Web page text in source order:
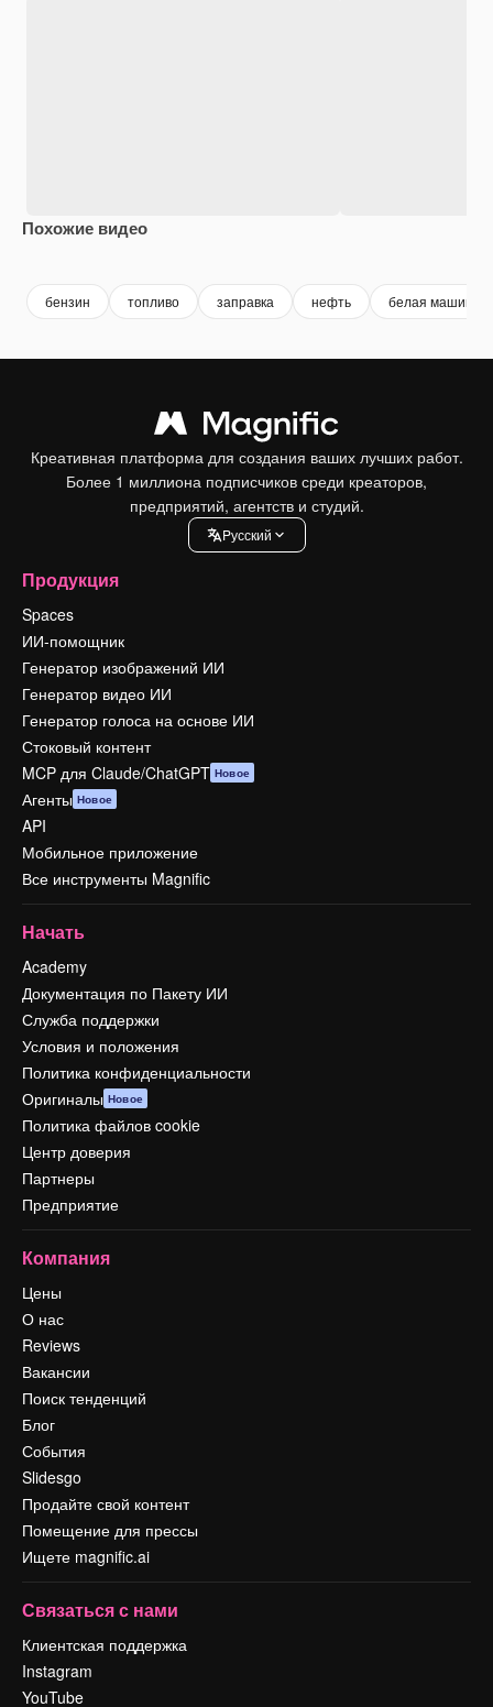
Похожие видео
бензин топливо заправка нефть белая машина
Креативная платформа для создания ваших лучших работ.
Более 1 миллиона подписчиков среди креаторов,
предприятий, агентств и студий.
Pусский
Продукция
Spaces
ИИ-помощник
Генератор изображений ИИ
Генератор видео ИИ
Генератор голоса на основе ИИ
Стоковый контент
MCP для Claude/ChatGPT Новое
Агенты Новое
API
Мобильное приложение
Все инструменты Magnific
Начать
Academy
Документация по Пакету ИИ
Служба поддержки
Условия и положения
Политика конфиденциальности
Оригиналы Новое
Политика файлов cookie
Центр доверия
Партнеры
Предприятие
Компания
Цены
О нас
Reviews
Вакансии
Поиск тенденций
Блог
События
Slidesgo
Продайте свой контент
Помещение для прессы
Ищете magnific.ai
Связаться с нами
Клиентская поддержка
Instagram
YouTube